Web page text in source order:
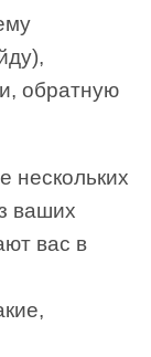
обратную
нескольких
ваших
вас в